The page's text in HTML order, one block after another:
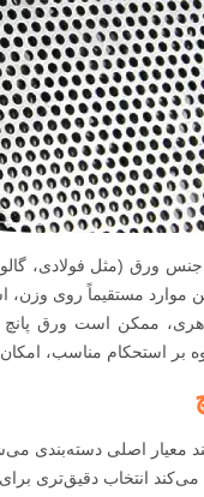
جنس ورق (مثل فولادی،
موارد مستقیماً روی وزن،
ممکن است ورق پانچ
بر استحکام مناسب،
معیار اصلی دسته‌بندی
انتخاب دقیق‌تری